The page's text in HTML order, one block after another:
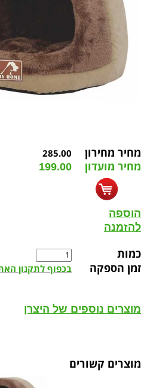
מחיר מחירון 285.00
מחיר מועדון 199.00
הוספה
להזמנה
כמות
זמן הספקה
בכפוף לתקנון
מוצרים נוספים של היצרן
מוצרים קשורים